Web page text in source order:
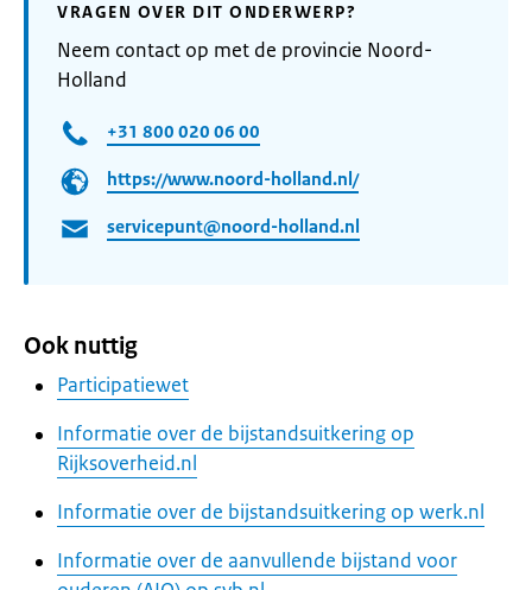
VRAGEN OVER DIT ONDERWERP?
Neem contact op met de provincie Noord-
Holland
+31 800 020 06 00
https://www.noord-holland.nl/
servicepunt@noord-holland.nl
Ook nuttig
Participatiewet
Informatie over de bijstandsuitkering op
Rijksoverheid.nl
Informatie over de bijstandsuitkering op werk.nl
Informatie over de aanvullende bijstand voor